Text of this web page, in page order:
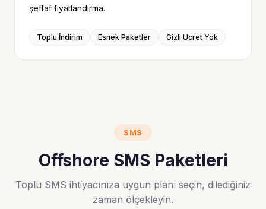
şeffaf fiyatlandırma.
Toplu İndirim Esnek Paketler Gizli Ücret Yok
SMS
Offshore SMS Paketleri
Toplu SMS ihtiyacınıza uygun planı seçin, dilediğiniz
zaman ölçekleyin.